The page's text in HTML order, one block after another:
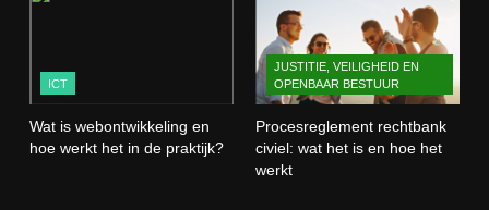
Wat is webontwikkeling en hoe
werkt het in de praktijk?
4
Procesreglement rechtbank civiel:
wat het is en hoe het werkt
ICT
Wat is webontwikkeling en
hoe werkt het in de praktijk?
JUSTITIE, VEILIGHEID EN
OPENBAAR BESTUUR
Procesreglement rechtbank
civiel: wat het is en hoe het
werkt